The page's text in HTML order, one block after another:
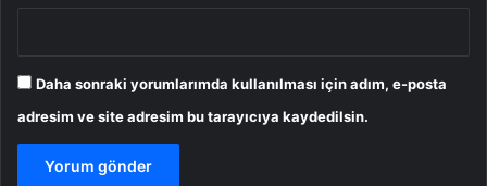
Daha sonraki yorumlarımda kullanılması için adım, e-posta
adresim ve site adresim bu tarayıcıya kaydedilsin.